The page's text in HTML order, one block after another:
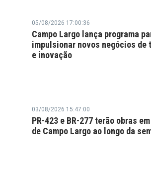
05/08/2026 17:00:36
Campo Largo lança programa
impulsionar novos negócios de
e inovação
03/08/2026 15:47:00
PR-423 e BR-277 terão obras
de Campo Largo ao longo da